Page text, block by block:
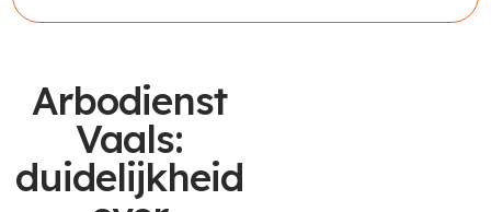
Arbodienst
Vaals:
duidelijkheid